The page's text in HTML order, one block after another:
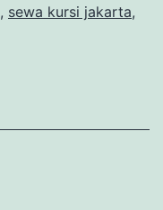
, sewa kursi jakarta,